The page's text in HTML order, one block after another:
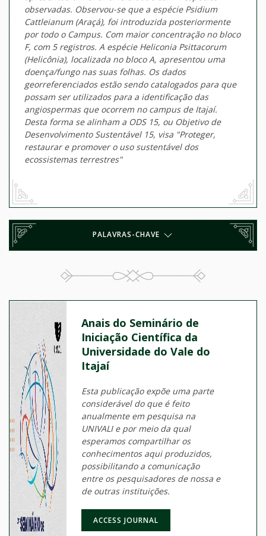
observadas. Observou-se que a espécie Psidium
Cattleianum (Araçá), foi introduzida posteriormente
por todo o Campus. Com maior concentração no bloco
F, com 5 registros. A espécie Heliconia Psittacorum
(Helicônia), localizada no bloco A, apresentou uma
doença/fungo nas suas folhas. Os dados
georreferenciados estão sendo catalogados para que
possam ser utilizados para a identificação das
angiospermas que ocorrem no campus de Itajaí.
Desta forma se alinham a ODS 15, ou Objetivo de
Desenvolvimento Sustentável 15, visa "Proteger,
restaurar e promover o uso sustentável dos
ecossistemas terrestres"
PALAVRAS-CHAVE
Anais do Seminário de
Iniciação Científica da
Universidade do Vale do
Itajaí
Esta publicação expõe uma parte
considerável do que é feito
anualmente em pesquisa na
UNIVALI e por meio da qual
esperamos compartilhar os
conhecimentos aqui produzidos,
possibilitando a comunicação
entre os pesquisadores de nossa e
de outras instituições.
ACCESS JOURNAL